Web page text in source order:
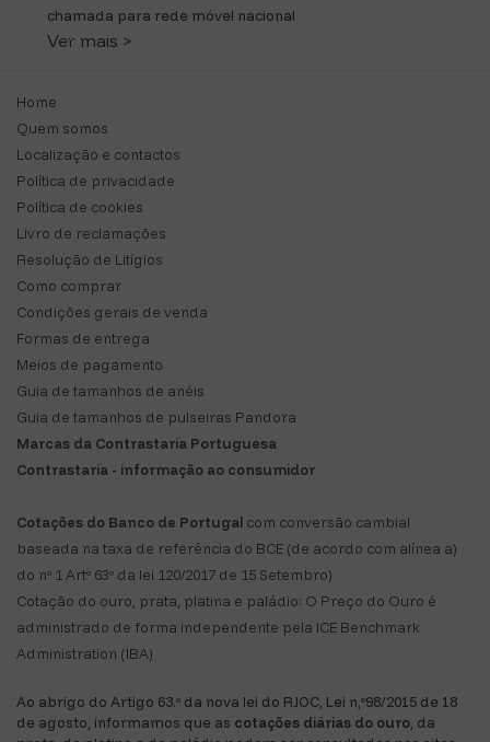
chamada para rede móvel nacional
Ver mais >
Home
Quem somos
Localização e contactos
Política de privacidade
Política de cookies
Livro de reclamações
Resolução de Litígios
Como comprar
Condições gerais de venda
Formas de entrega
Meios de pagamento
Guia de tamanhos de anéis
Guia de tamanhos de pulseiras Pandora
Marcas da Contrastaria Portuguesa
Contrastaria - informação ao consumidor
Cotações do Banco de Portugal com conversão cambial
baseada na taxa de referência do BCE (de acordo com alínea a)
do nº 1 Artº 63º da lei 120/2017 de 15 Setembro)
Cotação do ouro, prata, platina e paládio: O Preço do Ouro é
administrado de forma independente pela ICE Benchmark
Administration (IBA)
Ao abrigo do Artigo 63.º da nova lei do RJOC, Lei n,º98/2015 de 18
de agosto, informamos que as cotações diárias do ouro , da